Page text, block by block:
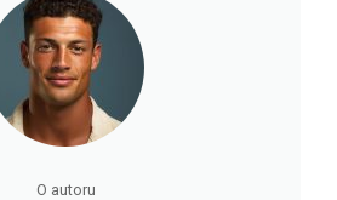
O autoru